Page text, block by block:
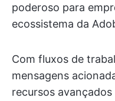
poderoso para
ecossistema da
Com fluxos de
mensagens
recursos